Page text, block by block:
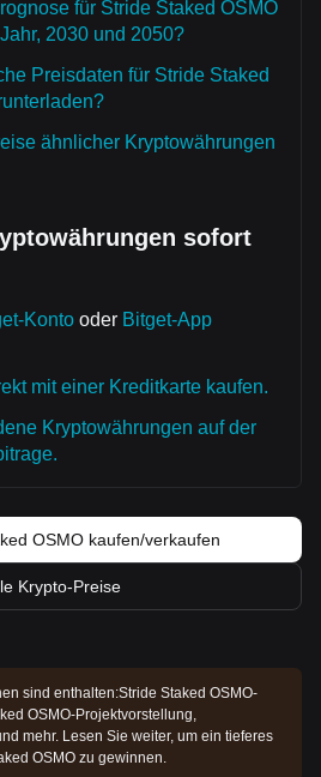
für Stride Staked OSMO
2030 und 2050?
Preisdaten für Stride Staked
ähnlicher Kryptowährungen
sofort
Konto oder Bitget-App
mit einer Kreditkarte kaufen.
Kryptowährungen auf der
OSMO kaufen/verkaufen
Krypto-Preise
sind enthalten:Stride Staked OSMO-
OSMO-Projektvorstellung,
mehr. Lesen Sie weiter, um ein tieferes
OSMO zu gewinnen.